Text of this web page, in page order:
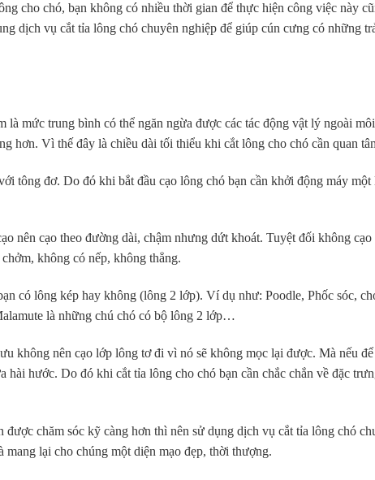
cho chó, bạn không có nhiều thời gian để thực hiện công việc này
dịch vụ cắt tỉa lông chó chuyên nghiệp để giúp cún cưng có những
là mức trung bình có thể ngăn ngừa được các tác động vật lý ngoài môi
hơn. Vì thế đây là chiều dài tối thiểu khi cắt lông cho chó cần quan
tông đơ. Do đó khi bắt đầu cạo lông chó bạn cần khởi động máy một
nên cạo theo đường dài, chậm nhưng dứt khoát. Tuyệt đối không cạo
không có nếp, không thẳng.
có lông kép hay không (lông 2 lớp). Ví dụ như: Poodle, Phốc sóc,
là những chú chó có bộ lông 2 lớp…
không nên cạo lớp lông tơ đi vì nó sẽ không mọc lại được. Mà nếu để
hước. Do đó khi cắt tỉa lông cho chó bạn cần chắc chắn về đặc
chăm sóc kỹ càng hơn thì nên sử dụng dịch vụ cắt tỉa lông chó
mang lại cho chúng một diện mạo đẹp, thời thượng.